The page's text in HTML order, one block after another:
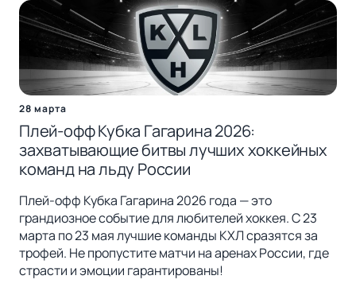
28 марта
Плей-офф Кубка Гагарина 2026:
захватывающие битвы лучших хоккейных
команд на льду России
Плей-офф Кубка Гагарина 2026 года — это
грандиозное событие для любителей хоккея. С 23
марта по 23 мая лучшие команды КХЛ сразятся за
трофей. Не пропустите матчи на аренах России, где
страсти и эмоции гарантированы!